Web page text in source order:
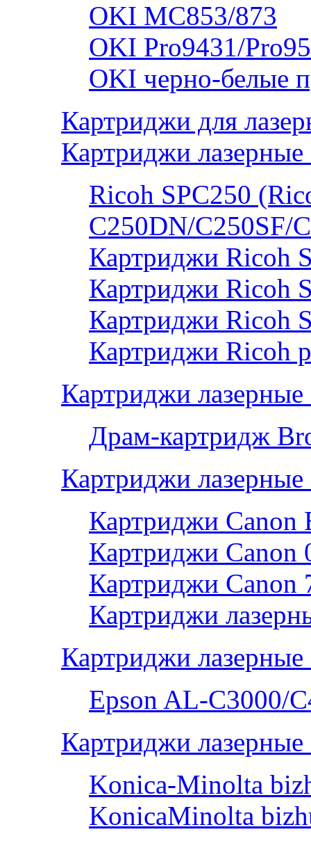
OKI MC853/873
OKI Pro9431/
OKI черно-белые
Картриджи для
Картриджи
Ricoh SPC250
C250DN/C250SF/
Картриджи Ricoh
Картриджи Ricoh
Картриджи Ricoh
Картриджи Ricoh
Картриджи
Драм-картридж
Картриджи лазерные
Картриджи Canon
Картриджи Canon
Картриджи Canon
Картриджи
Картриджи лазерные
Epson AL-С3000/
Картриджи
Konica-Minolta
KonicaMinolta